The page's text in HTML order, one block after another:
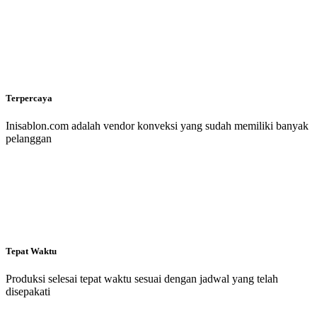
Terpercaya
Inisablon.com adalah vendor konveksi yang sudah memiliki banyak
pelanggan
Tepat Waktu
Produksi selesai tepat waktu sesuai dengan jadwal yang telah
disepakati